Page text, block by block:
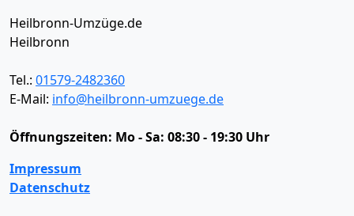
Heilbronn-Umzüge.de
Heilbronn
Tel.: 01579-2482360
E-Mail: info@heilbronn-umzuege.de
Öffnungszeiten: Mo - Sa: 08:30 - 19:30 Uhr
Impressum
Datenschutz